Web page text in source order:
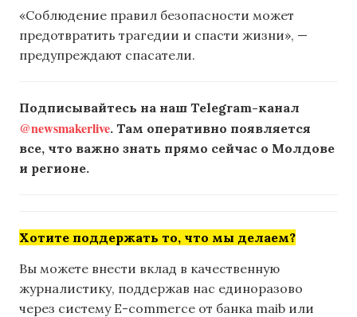
«Соблюдение правил безопасности может
предотвратить трагедии и спасти жизни», —
предупреждают спасатели.
Подписывайтесь на наш Telegram-канал
@newsmakerlive. Там оперативно появляется
все, что важно знать прямо сейчас о Молдове
и регионе.
Хотите поддержать то, что мы делаем?
Вы можете внести вклад в качественную
журналистику, поддержав нас единоразово
через систему E-commerce от банка maib или